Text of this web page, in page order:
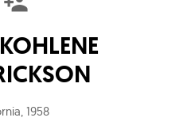
KOHLENE
, 1958